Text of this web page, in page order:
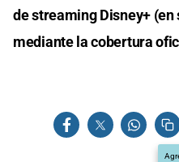
de streaming Disney+ (en
mediante la cobertura